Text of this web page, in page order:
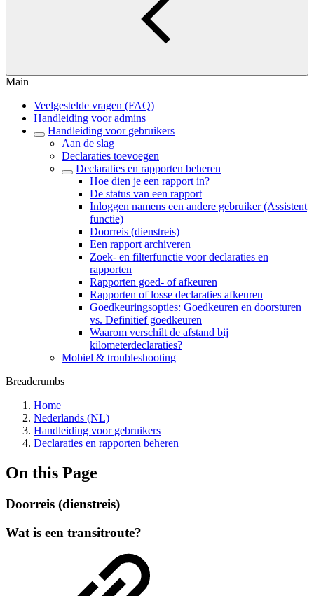
Main
Veelgestelde vragen (FAQ)
Handleiding voor admins
Handleiding voor gebruikers
Aan de slag
Declaraties toevoegen
Declaraties en rapporten beheren
Hoe dien je een rapport in?
De status van een rapport
Inloggen namens een andere gebruiker (Assistent
functie)
Doorreis (dienstreis)
Een rapport archiveren
Zoek- en filterfunctie voor declaraties en
rapporten
Rapporten goed- of afkeuren
Rapporten of losse declaraties afkeuren
Goedkeuringsopties: Goedkeuren en doorsturen
vs. Definitief goedkeuren
Waarom verschilt de afstand bij
kilometerdeclaraties?
Mobiel & troubleshooting
Breadcrumbs
Home
Nederlands (NL)
Handleiding voor gebruikers
Declaraties en rapporten beheren
On this Page
Doorreis (dienstreis)
Wat is een transitroute?